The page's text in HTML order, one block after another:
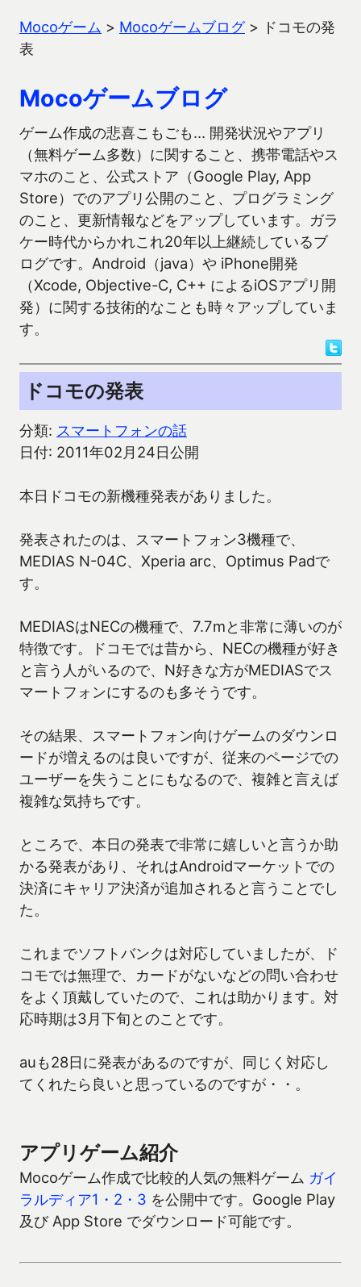
Mocoゲーム > Mocoゲームブログ> ドコモの発
表
Mocoゲームブログ
ゲーム作成の悲喜こもごも… 開発状況やアプリ
（無料ゲーム多数）に関すること、携帯電話やス
マホのこと、公式ストア（Google Play, App
Store）でのアプリ公開のこと、プログラミング
のこと、更新情報などをアップしています。ガラ
ケー時代からかれこれ20年以上継続しているブ
ログです。Android（java）や iPhone開発
（Xcode, Objective-C, C++ によるiOSアプリ開
発）に関する技術的なことも時々アップしていま
す。
ドコモの発表
分類: スマートフォンの話
日付: 2011年02月24日公開
本日ドコモの新機種発表がありました。
発表されたのは、スマートフォン3機種で、
MEDIAS N-04C、Xperia arc、Optimus Padで
す。
MEDIASはNECの機種で、7.7mと非常に薄いのが
特徴です。ドコモでは昔から、NECの機種が好き
と言う人がいるので、N好きな方がMEDIASでス
マートフォンにするのも多そうです。
その結果、スマートフォン向けゲームのダウンロ
ードが増えるのは良いですが、従来のページでの
ユーザーを失うことにもなるので、複雑と言えば
複雑な気持ちです。
ところで、本日の発表で非常に嬉しいと言うか助
かる発表があり、それはAndroidマーケットでの
決済にキャリア決済が追加されると言うことでし
た。
これまでソフトバンクは対応していましたが、ド
コモでは無理で、カードがないなどの問い合わせ
をよく頂戴していたので、これは助かります。対
応時期は3月下旬とのことです。
auも28日に発表があるのですが、同じく対応し
てくれたら良いと思っているのですが・・。
アプリゲーム紹介
Mocoゲーム作成で比較的人気の無料ゲーム ガイ
ラルディア1・2・3 を公開中です。Google Play
及び App Store でダウンロード可能です。